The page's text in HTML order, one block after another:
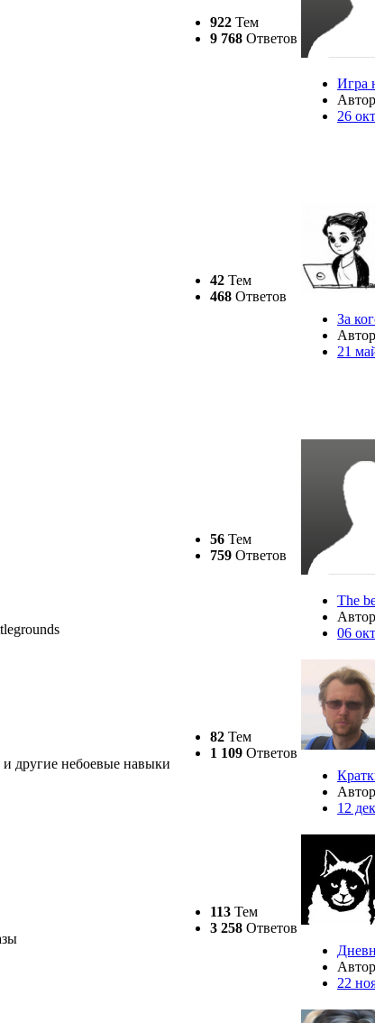
922 Тем
9 768 Ответов
Игра
26
42 Тем
468 Ответов
За
21
56 Тем
759 Ответов
The
06
другие небоевые навыки
82 Тем
1 109 Ответов
12
113 Тем
3 258 Ответов
22